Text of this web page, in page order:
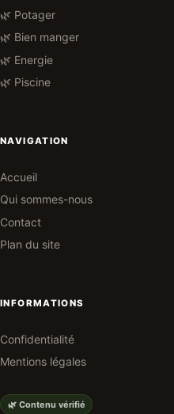
🌿 Potager
🌿 Bien manger
🌿 Energie
🌿 Piscine
NAVIGATION
Accueil
Qui sommes-nous
Contact
Plan du site
INFORMATIONS
Confidentialité
Mentions légales
🌿 Contenu vérifié